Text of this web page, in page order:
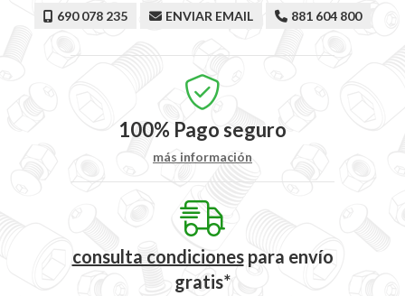
690 078 235 ENVIAR EMAIL 881 604 800
100% Pago seguro
más información
consulta condicionespara envío
gratis*